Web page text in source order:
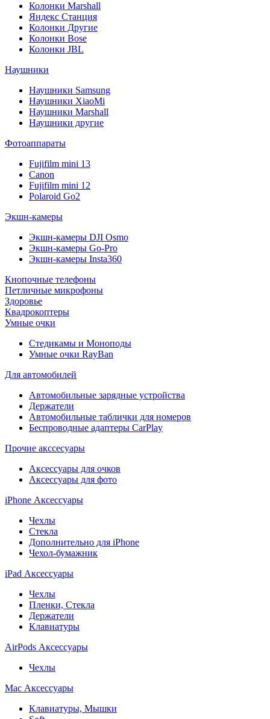
Колонки Marshall
Яндекс Станция
Колонки Другие
Колонки Bose
Колонки JBL
Наушники
Наушники Samsung
Наушники XiaoMi
Наушники Marshall
Наушники другие
Фотоаппараты
Fujifilm mini 13
Canon
Fujifilm mini 12
Polaroid Go2
Экшн-камеры
Экшн-камеры DJI Osmo
Экшн-камеры Go-Pro
Экшн-камеры Insta360
Кнопочные телефоны
Петличные микрофоны
Здоровье
Квадрокоптеры
Умные очки
Стедикамы и Моноподы
Умные очки RayBan
Для автомобилей
Автомобильные зарядные устройства
Держатели
Автомобильные таблички для номеров
Беспроводные адаптеры CarPlay
Прочие акссесуары
Аксессуары для очков
Аксессуары для фото
iPhone Аксессуары
Чехлы
Стекла
Дополнительно для iPhone
Чехол-бумажник
iPad Аксессуары
Чехлы
Пленки, Стекла
Держатели
Клавиатуры
AirPods Аксессуары
Чехлы
Mac Аксессуары
Клавиатуры, Мышки